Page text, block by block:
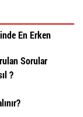
En Erken
Sorular
?